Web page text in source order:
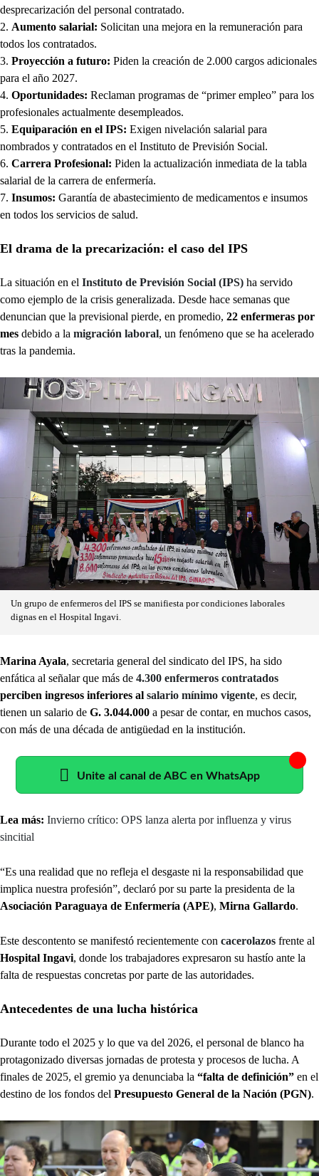
desprecarización del personal contratado.
Aumento salarial: Solicitan una mejora en la remuneración para
todos los contratados.
Proyección a futuro: Piden la creación de 2.000 cargos adicionales
para el año 2027.
Oportunidades: Reclaman programas de “primer empleo” para los
profesionales actualmente desempleados.
Equiparación en el IPS: Exigen nivelación salarial para
nombrados y contratados en el Instituto de Previsión Social.
Carrera Profesional: Piden la actualización inmediata de la tabla
salarial de la carrera de enfermería.
Insumos: Garantía de abastecimiento de medicamentos e insumos
en todos los servicios de salud.
El drama de la precarización: el caso del IPS
La situación en el Instituto de Previsión Social (IPS) ha servido
como ejemplo de la crisis generalizada. Desde hace semanas que
denuncian que la previsional pierde, en promedio, 22 enfermeras por
mes debido a la migración laboral, un fenómeno que se ha acelerado
tras la pandemia.
Un grupo de enfermeros del IPS se manifiesta por condiciones laborales
dignas en el Hospital Ingavi.
Marina Ayala, secretaria general del sindicato del IPS, ha sido
enfática al señalar que más de 4.300 enfermeros contratados
perciben ingresos inferiores al salario mínimo vigente, es decir,
tienen un salario de G. 3.044.000 a pesar de contar, en muchos casos,
con más de una década de antigüedad en la institución.
Unite al canal de ABC en WhatsApp
Lea más: Invierno crítico: OPS lanza alerta por influenza y virus
sincitial
“Es una realidad que no refleja el desgaste ni la responsabilidad que
implica nuestra profesión”, declaró por su parte la presidenta de la
Asociación Paraguaya de Enfermería (APE), Mirna Gallardo.
Este descontento se manifestó recientemente con cacerolazos frente al
Hospital Ingavi, donde los trabajadores expresaron su hastío ante la
falta de respuestas concretas por parte de las autoridades.
Antecedentes de una lucha histórica
Durante todo el 2025 y lo que va del 2026, el personal de blanco ha
protagonizado diversas jornadas de protesta y procesos de lucha. A
finales de 2025, el gremio ya denunciaba la “falta de definición” en el
destino de los fondos del Presupuesto General de la Nación (PGN).